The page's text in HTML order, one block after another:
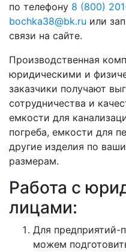
по телефону 8 (800)
bochka38@bk.ru или
связи на сайте.
Производственная
юридическими и
заказчики получают
сотрудничества и
емкости для
погреба, емкости для
другие изделия по
размерам.
Работа с
лицами:
Для
можем